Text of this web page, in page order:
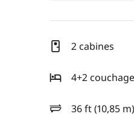
2 cabines
4+2
36 ft (10,85 m)
longueur